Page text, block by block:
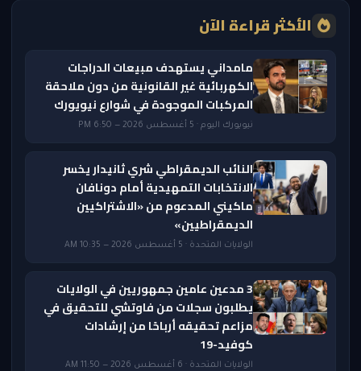
الأكثر قراءة الآن
مامداني يستهدف مبيعات الدراجات
الكهربائية غير القانونية من دون ملاحقة
المركبات الموجودة في شوارع نيويورك
نيويورك اليوم · 5 أغسطس 2026 — 6:50 PM
النائب الديمقراطي شري ثانيدار يخسر
الانتخابات التمهيدية أمام دونافان
ماكيني المدعوم من «الاشتراكيين
الديمقراطيين»
الولايات المتحدة · 5 أغسطس 2026 — 10:35 AM
3 مدعين عامين جمهوريين في الولايات
يطلبون سجلات من فاوتشي للتحقيق في
مزاعم تحقيقه أرباحًا من إرشادات
كوفيد-19
الولايات المتحدة · 6 أغسطس 2026 — 11:50 AM